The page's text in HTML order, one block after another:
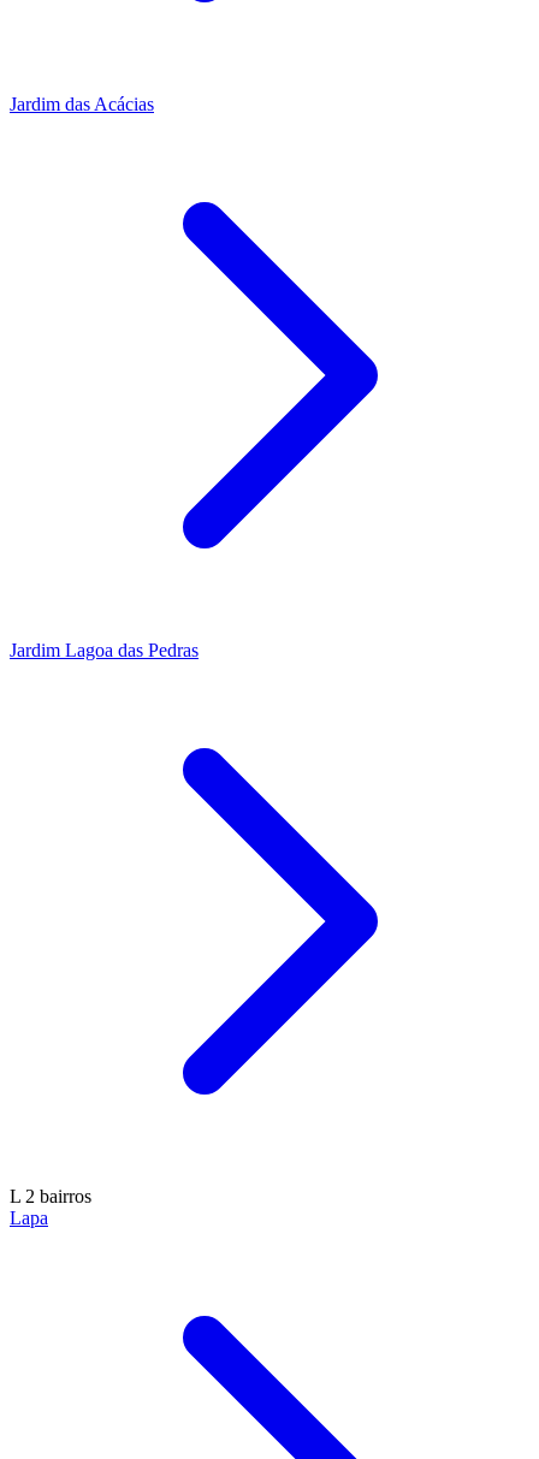
Jardim das Acácias
Jardim Lagoa das Pedras
L 2 bairros
Lapa